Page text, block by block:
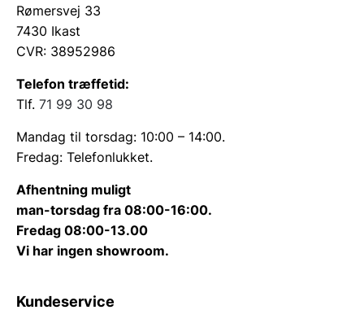
Rømersvej 33
7430 Ikast
CVR: 38952986
Telefon træffetid:
Tlf. 71 99 30 98
Mandag til torsdag: 10:00 – 14:00.
Fredag: Telefonlukket.
Afhentning muligt
man-torsdag fra 08:00-16:00.
Fredag 08:00-13.00
Vi har ingen showroom.
Kundeservice